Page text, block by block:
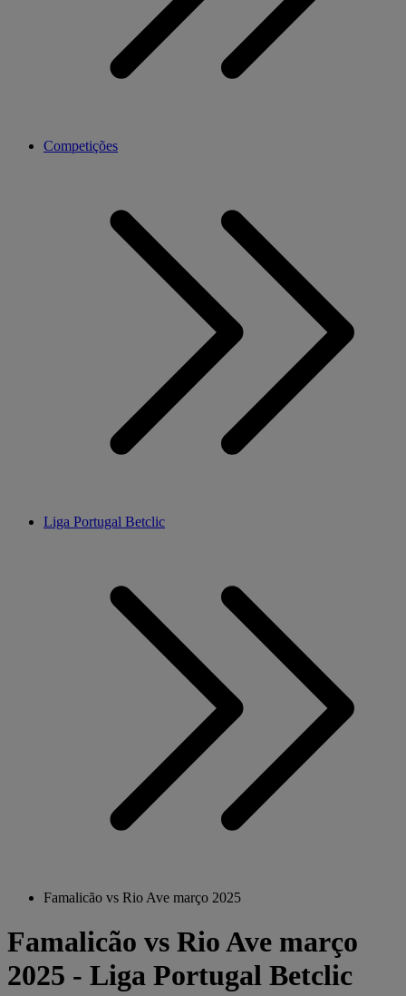
Competições
Liga Portugal Betclic
Famalicão vs Rio Ave março 2025
Famalicão vs Rio Ave março
2025 - Liga Portugal Betclic